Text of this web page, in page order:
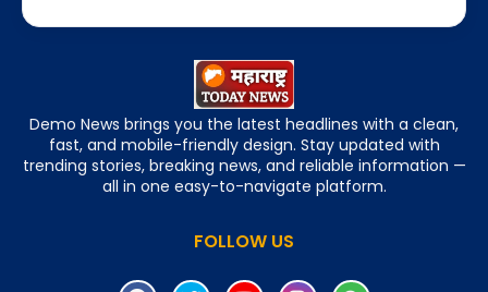
Demo News brings you the latest headlines with a clean,
fast, and mobile-friendly design. Stay updated with
trending stories, breaking news, and reliable information —
all in one easy-to-navigate platform.
FOLLOW US